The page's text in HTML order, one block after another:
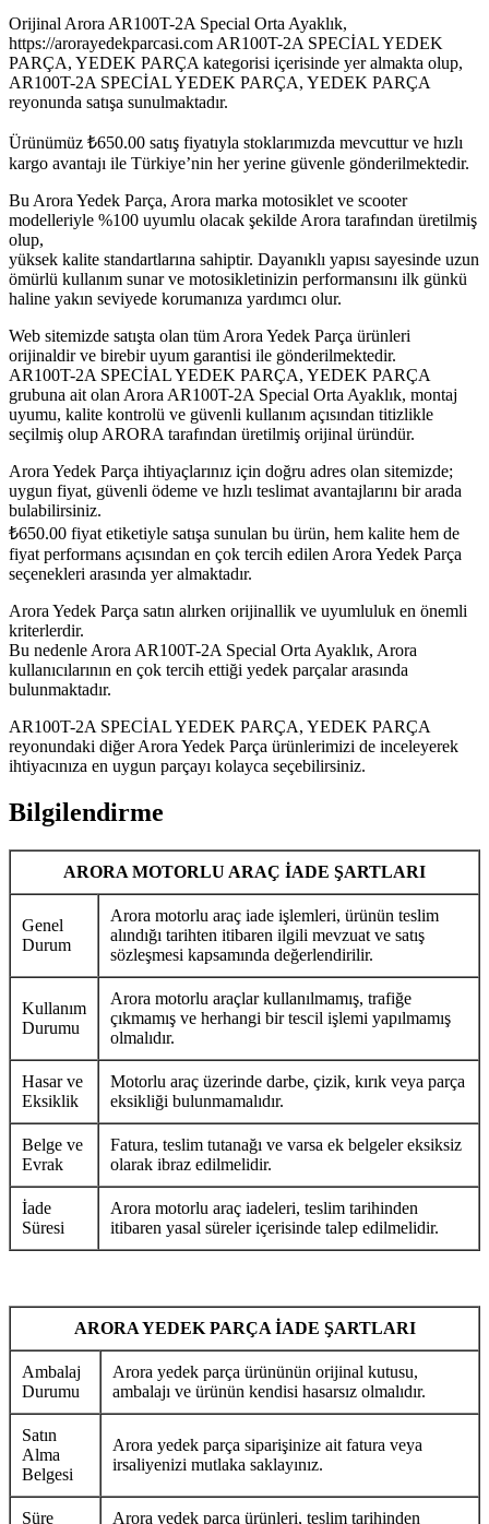
Orijinal Arora AR100T-2A Special Orta Ayaklık,
https://arorayedekparcasi.com AR100T-2A SPECİAL YEDEK
PARÇA, YEDEK PARÇA kategorisi içerisinde yer almakta olup,
AR100T-2A SPECİAL YEDEK PARÇA, YEDEK PARÇA
reyonunda satışa sunulmaktadır.
Ürünümüz ₺650.00 satış fiyatıyla stoklarımızda mevcuttur ve hızlı
kargo avantajı ile Türkiye’nin her yerine güvenle gönderilmektedir.
Bu Arora Yedek Parça, Arora marka motosiklet ve scooter
modelleriyle %100 uyumlu olacak şekilde Arora tarafından üretilmiş
olup,
yüksek kalite standartlarına sahiptir. Dayanıklı yapısı sayesinde uzun
ömürlü kullanım sunar ve motosikletinizin performansını ilk günkü
haline yakın seviyede korumanıza yardımcı olur.
Web sitemizde satışta olan tüm Arora Yedek Parça ürünleri
orijinaldir ve birebir uyum garantisi ile gönderilmektedir.
AR100T-2A SPECİAL YEDEK PARÇA, YEDEK PARÇA
grubuna ait olan Arora AR100T-2A Special Orta Ayaklık, montaj
uyumu, kalite kontrolü ve güvenli kullanım açısından titizlikle
seçilmiş olup ARORA tarafından üretilmiş orijinal üründür.
Arora Yedek Parça ihtiyaçlarınız için doğru adres olan sitemizde;
uygun fiyat, güvenli ödeme ve hızlı teslimat avantajlarını bir arada
bulabilirsiniz.
₺650.00 fiyat etiketiyle satışa sunulan bu ürün, hem kalite hem de
fiyat performans açısından en çok tercih edilen Arora Yedek Parça
seçenekleri arasında yer almaktadır.
Arora Yedek Parça satın alırken orijinallik ve uyumluluk en önemli
kriterlerdir.
Bu nedenle Arora AR100T-2A Special Orta Ayaklık, Arora
kullanıcılarının en çok tercih ettiği yedek parçalar arasında
bulunmaktadır.
AR100T-2A SPECİAL YEDEK PARÇA, YEDEK PARÇA
reyonundaki diğer Arora Yedek Parça ürünlerimizi de inceleyerek
ihtiyacınıza en uygun parçayı kolayca seçebilirsiniz.
Bilgilendirme
ARORA MOTORLU ARAÇ İADE ŞARTLARI
Genel
Durum
Arora motorlu araç iade işlemleri, ürünün teslim
alındığı tarihten itibaren ilgili mevzuat ve satış
sözleşmesi kapsamında değerlendirilir.
Kullanım
Durumu
Arora motorlu araçlar kullanılmamış, trafiğe
çıkmamış ve herhangi bir tescil işlemi yapılmamış
olmalıdır.
Hasar ve
Eksiklik
Motorlu araç üzerinde darbe, çizik, kırık veya parça
eksikliği bulunmamalıdır.
Belge ve
Evrak
Fatura, teslim tutanağı ve varsa ek belgeler eksiksiz
olarak ibraz edilmelidir.
İade
Süresi
Arora motorlu araç iadeleri, teslim tarihinden
itibaren yasal süreler içerisinde talep edilmelidir.
ARORA YEDEK PARÇA İADE ŞARTLARI
Ambalaj
Durumu
Arora yedek parça ürününün orijinal kutusu,
ambalajı ve ürünün kendisi hasarsız olmalıdır.
Satın
Alma
Belgesi
Arora yedek parça siparişinize ait fatura veya
irsaliyenizi mutlaka saklayınız.
Süre Arora yedek parça ürünleri, teslim tarihinden